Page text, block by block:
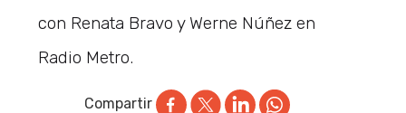
con Renata Bravo y Werne Núñez en
Radio Metro.
Compartir